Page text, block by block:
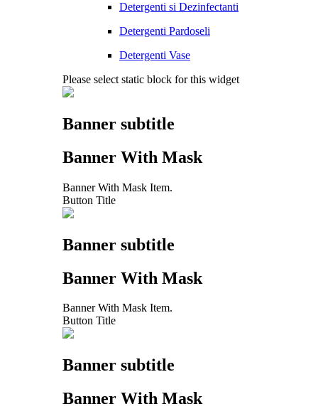
Detergenti si Dezinfectanti
Detergenti Pardoseli
Detergenti Vase
Please select static block for this widget
Banner subtitle
Banner With Mask
Banner With Mask Item.
Button Title
Banner subtitle
Banner With Mask
Banner With Mask Item.
Button Title
Banner subtitle
Banner With Mask